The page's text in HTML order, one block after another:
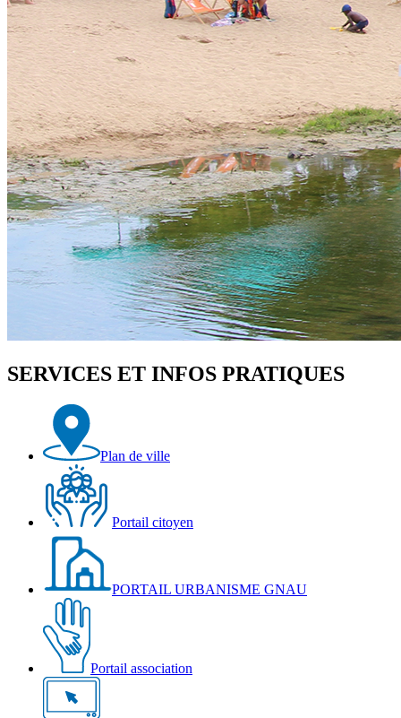
SERVICES ET INFOS PRATIQUES
Plan de ville
Portail citoyen
PORTAIL URBANISME GNAU
Portail association